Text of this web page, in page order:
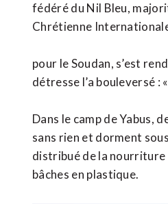
fédéré du Nil Bleu,
Chrétienne
pour le Soudan, s’est
détresse l’a bouleversé
Dans le camp de Yabus,
sans rien et dorment
distribué de la
bâches en plastique.